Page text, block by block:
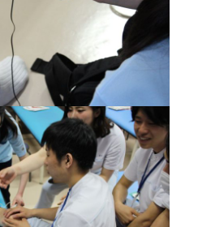
アクセス
LINE